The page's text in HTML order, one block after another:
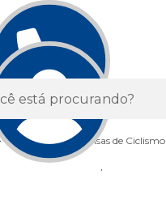
Vestuários Camisas de Ciclismo